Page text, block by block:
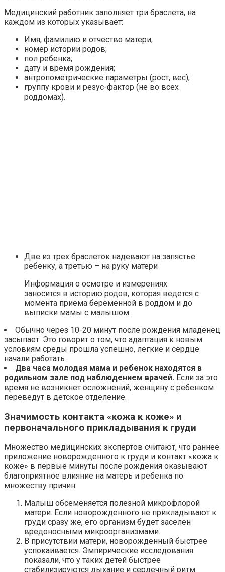
Медицинский работник заполняет три браслета, на
каждом из которых указывает:
Имя, фамилию и отчество матери;
номер истории родов;
пол ребенка;
дату и время рождения;
антропометрические параметры (рост, вес);
группу крови и резус-фактор (не во всех
роддомах).
Две из трех браслеток надевают на запястье
ребенку, а третью – на руку матери
Информация о осмотре и измерениях
заносится в историю родов, которая ведется с
момента приема беременной в роддом и до
выписки мамы с малышом.
Обычно через 10-20 минут после рождения младенец
засыпает. Это говорит о том, что адаптация к новым
условиям среды прошла успешно, легкие и сердце
начали работать.
Два часа молодая мама и ребенок находятся в
родильном зале под наблюдением врачей. Если за это
время не возникнет осложнений, женщину с ребенком
переведут в детское отделение.
Значимость контакта «кожа к коже» и
первоначального прикладывания к груди
Множество медицинских экспертов считают, что раннее
приложение новорожденного к груди и контакт «кожа к
коже» в первые минуты после рождения оказывают
благоприятное влияние на матерь и ребенка по
множеству причин:
Малыш обсеменяется полезной микрофлорой
матери. Если новорожденного не прикладывают к
груди сразу же, его организм будет заселен
вредоносными микроорганизмами.
В присутствии матери, новорожденный быстрее
успокаивается. Эмпирические исследования
показали, что у таких детей быстрее
стабилизируются дыхание и сердечный ритм.